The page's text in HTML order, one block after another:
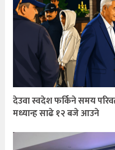
देउवा स्वदेश फर्किने समय
मध्यान्ह साढे १२ बजे आउने